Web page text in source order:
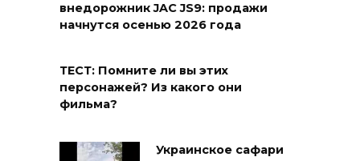
внедорожник JAC JS9: продажи
начнутся осенью 2026 года
ТЕСТ: Помните ли вы этих
персонажей? Из какого они
фильма?
Украинское сафари